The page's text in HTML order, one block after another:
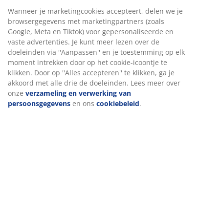
met mens en dier
Beperk de verlichting tot de gebieden die je wilt
verlichten.
Richt de verlichting indien mogelijk naar beneden.
Beperk het gebruik van zeer felle LED-lampen;
overweeg in plaats daarvan subtielere verlichting
zoals kleinere solarlampen en lantaarns.
Wanneer je marketingcookies accepteert, delen we je
browsergegevens met marketingpartners (zoals
Google, Meta en Tiktok) voor gepersonaliseerde en
vaste advertenties. Je kunt meer lezen over de
doeleinden via ''Aanpassen'' en je toestemming op elk
moment intrekken door op het cookie-icoontje te
klikken. Door op ''Alles accepteren'' te klikken, ga je
akkoord met alle drie de doeleinden. Lees meer over
onze verzameling en verwerking van
persoonsgegevens en ons cookiebeleid.